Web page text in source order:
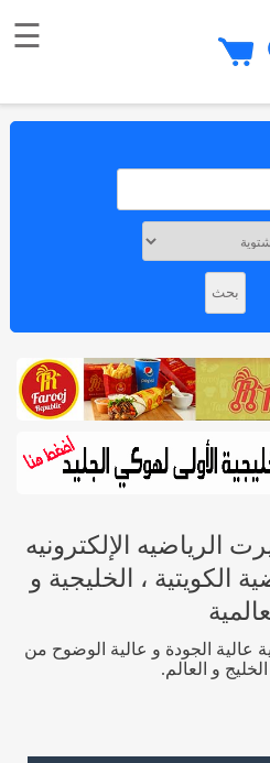
☰
الإلكترونيه
الكويتية ، الخليجية و
رياضية عالية الجودة و عالية الوضوح من
و العالم.